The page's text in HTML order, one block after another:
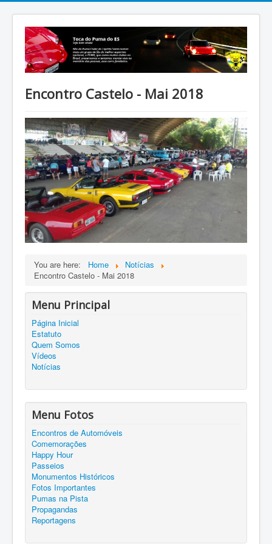
Encontro Castelo - Mai 2018
You are here: Home
Notícias
Encontro Castelo - Mai 2018
Menu Principal
Página Inicial
Estatuto
Quem Somos
Vídeos
Notícias
Menu Fotos
Encontros de Automóveis
Comemorações
Happy Hour
Passeios
Monumentos Históricos
Fotos Importantes
Pumas na Pista
Propagandas
Reportagens